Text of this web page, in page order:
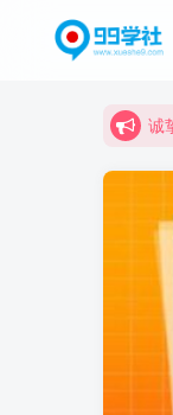
诚
诚
学